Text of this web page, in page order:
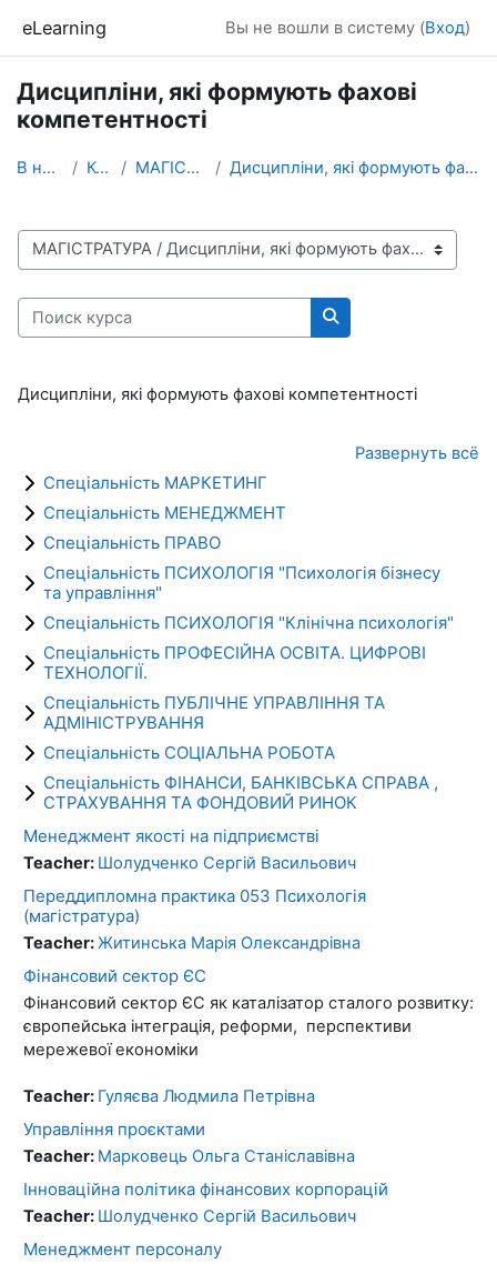
eLearning Вы не вошли в систему (Вход)
Дисципліни, які формують фахові
компетентності
В начало Курсы МАГІСТРАТУРА Дисципліни, які формують фахові компетентності
Категории курсов
Поиск курса
Поиск курса
Дисципліни, які формують фахові компетентності
Развернуть всё
Спеціальність МАРКЕТИНГ
Спеціальність МЕНЕДЖМЕНТ
Спеціальність ПРАВО
Спеціальність ПСИХОЛОГІЯ "Психологія бізнесу
та управління"
Спеціальність ПСИХОЛОГІЯ "Клінічна психологія"
Спеціальність ПРОФЕСІЙНА ОСВІТА. ЦИФРОВІ
ТЕХНОЛОГІЇ.
Спеціальність ПУБЛІЧНЕ УПРАВЛІННЯ ТА
АДМІНІСТРУВАННЯ
Спеціальність СОЦІАЛЬНА РОБОТА
Спеціальність ФІНАНСИ, БАНКІВСЬКА СПРАВА ,
СТРАХУВАННЯ ТА ФОНДОВИЙ РИНОК
Менеджмент якості на підприємстві
Teacher: Шолудченко Сергiй Васильович
Переддипломна практика 053 Психологія
(магістратура)
Teacher:Житинська Марія Олександрівна
Фінансовий сектор ЄС
Фінансовий сектор ЄС як каталізатор сталого розвитку:
європейська інтеграція, реформи, перспективи
мережевої економіки
Teacher: Гуляєва Людмила Петрівна
Управління проєктами
Teacher: Марковець Ольга Станіславівна
Інноваційна політика фінансових корпорацій
Teacher: Шолудченко Сергiй Васильович
Менеджмент персоналу